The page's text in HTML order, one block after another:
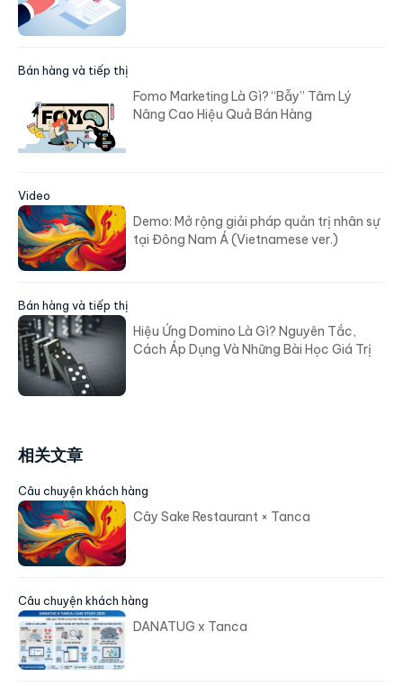
Bán hàng và tiếp thị
Fomo Marketing Là Gì? “Bẫy” Tâm Lý
Nâng Cao Hiệu Quả Bán Hàng
Video
Demo: Mở rộng giải pháp quản trị nhân sự
tại Đông Nam Á (Vietnamese ver.)
Bán hàng và tiếp thị
Hiệu Ứng Domino Là Gì? Nguyên Tắc,
Cách Áp Dụng Và Những Bài Học Giá Trị
相关文章
Câu chuyện khách hàng
Cây Sake Restaurant × Tanca
Câu chuyện khách hàng
DANATUG x Tanca